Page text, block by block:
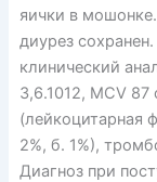
яички в
диурез
клинический
3,6.1012, MCV
(лейкоцитарная
2%, б. 1%),
Диагноз при